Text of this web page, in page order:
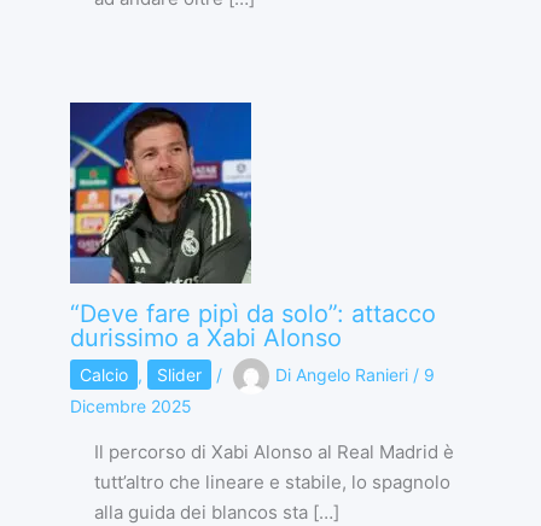
“Deve fare pipì da solo”: attacco
durissimo a Xabi Alonso
Calcio , Slider / Di Angelo Ranieri / 9
Dicembre 2025
Il percorso di Xabi Alonso al Real Madrid è
tutt’altro che lineare e stabile, lo spagnolo
alla guida dei blancos sta […]